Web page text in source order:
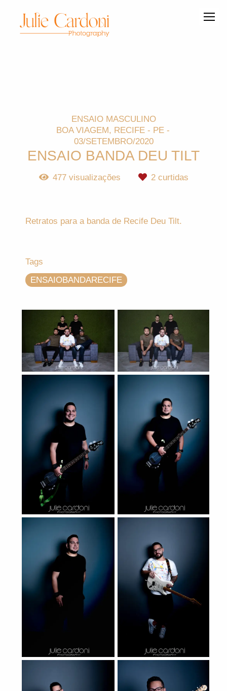
ENSAIO MASCULINO
BOA VIAGEM, RECIFE - PE
03/SETEMBRO/2020
ENSAIO BANDA DEU TILT
477visualizações 2curtidas
Retratos para a banda de Recife Deu Tilt.
Tags
ENSAIOBANDARECIFE